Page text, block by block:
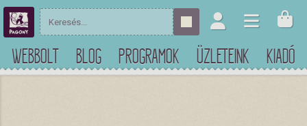
WEBBOLT BLOG PROGRAMOK ÜZLETEINK KIADÓ